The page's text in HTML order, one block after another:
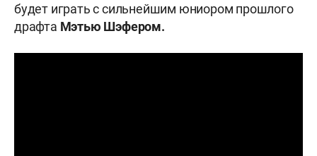
будет играть с сильнейшим юниором прошлого
драфта Мэтью Шэфером.